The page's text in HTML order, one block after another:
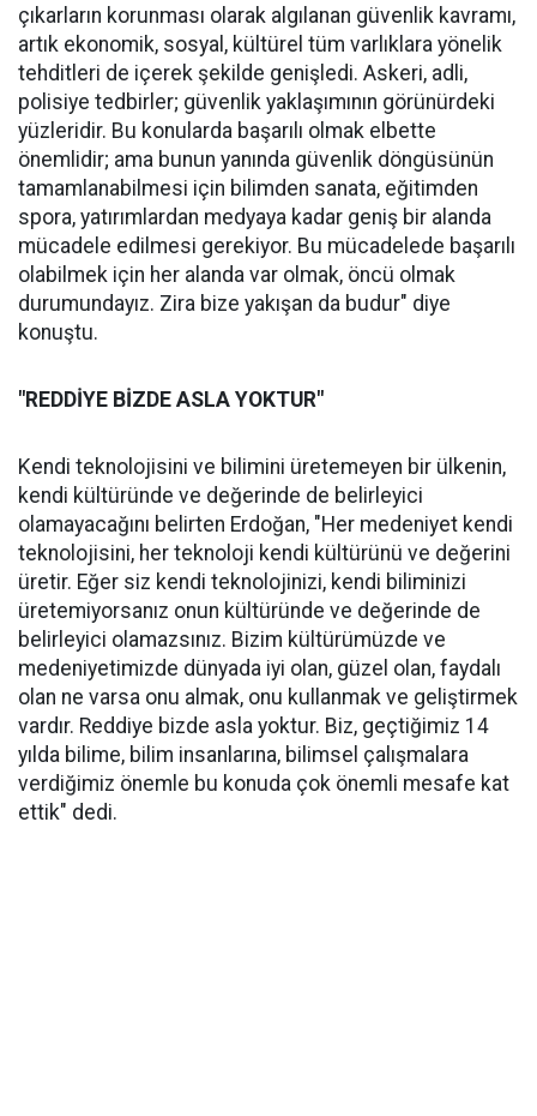
çıkarların korunması olarak algılanan güvenlik kavramı,
artık ekonomik, sosyal, kültürel tüm varlıklara yönelik
tehditleri de içerek şekilde genişledi. Askeri, adli,
polisiye tedbirler; güvenlik yaklaşımının görünürdeki
yüzleridir. Bu konularda başarılı olmak elbette
önemlidir; ama bunun yanında güvenlik döngüsünün
tamamlanabilmesi için bilimden sanata, eğitimden
spora, yatırımlardan medyaya kadar geniş bir alanda
mücadele edilmesi gerekiyor. Bu mücadelede başarılı
olabilmek için her alanda var olmak, öncü olmak
durumundayız. Zira bize yakışan da budur" diye
konuştu.
"REDDİYE BİZDE ASLA YOKTUR"
Kendi teknolojisini ve bilimini üretemeyen bir ülkenin,
kendi kültüründe ve değerinde de belirleyici
olamayacağını belirten Erdoğan, "Her medeniyet kendi
teknolojisini, her teknoloji kendi kültürünü ve değerini
üretir. Eğer siz kendi teknolojinizi, kendi biliminizi
üretemiyorsanız onun kültüründe ve değerinde de
belirleyici olamazsınız. Bizim kültürümüzde ve
medeniyetimizde dünyada iyi olan, güzel olan, faydalı
olan ne varsa onu almak, onu kullanmak ve geliştirmek
vardır. Reddiye bizde asla yoktur. Biz, geçtiğimiz 14
yılda bilime, bilim insanlarına, bilimsel çalışmalara
verdiğimiz önemle bu konuda çok önemli mesafe kat
ettik" dedi.